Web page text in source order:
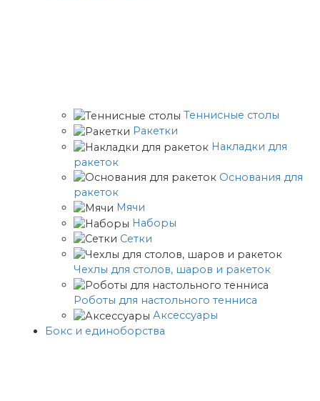
Теннисные столы
Ракетки
Накладки для
ракеток
Основания для
ракеток
Мячи
Наборы
Сетки
Чехлы для столов, шаров и ракеток
Роботы для настольного тенниса
Аксессуары
Бокс и единоборства